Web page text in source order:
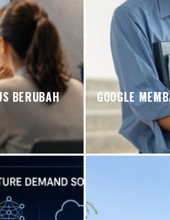
BERUBAH
GOOGLE